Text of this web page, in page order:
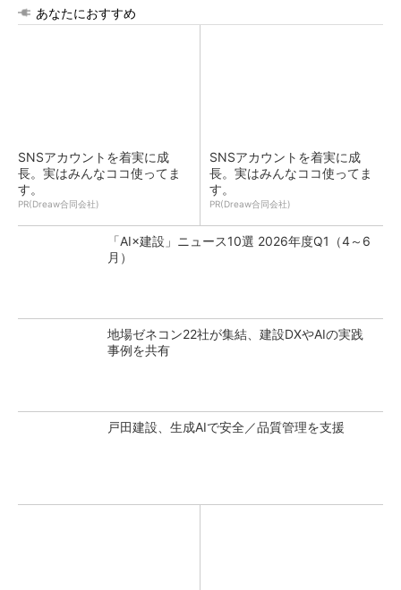
あなたにおすすめ
SNSアカウントを着実に成
長。実はみんなココ使ってま
す。
PR(Dreaw合同会社)
SNSアカウントを着実に成
長。実はみんなココ使ってま
す。
PR(Dreaw合同会社)
「AI×建設」ニュース10選 2026年度Q1（4～6
月）
地場ゼネコン22社が集結、建設DXやAIの実践
事例を共有
戸田建設、生成AIで安全／品質管理を支援